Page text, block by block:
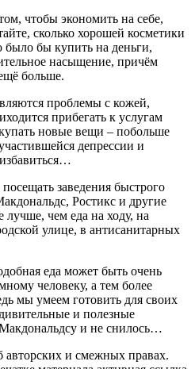
чтобы экономить на себе,
сколько хорошей косметики
бы купить на деньги,
насыщение, причём
больше.
проблемы с кожей,
прибегать к услугам
новые вещи – побольше
депрессии и
заведения быстрого
Ростикс и другие
лучше, чем еда на ходу, на
улице, в антисанитарных
еда может быть очень
человеку, а тем более
мы умеем готовить для своих
и полезные
и не снилось…
авторских и смежных правах.